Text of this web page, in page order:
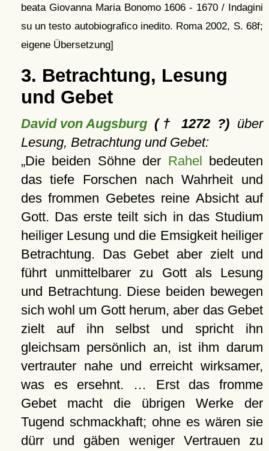
beata Giovanna Maria Bonomo 1606 - 1670 / Indagini
su un testo autobiografico inedito. Roma 2002, S. 68f;
eigene Übersetzung]
3. Betrachtung, Lesung
und Gebet
David von Augsburg(† 1272 ?) über
Lesung, Betrachtung und Gebet:
Die beiden Söhne der Rahel bedeuten
das tiefe Forschen nach Wahrheit und
des frommen Gebetes reine Absicht auf
Gott. Das erste teilt sich in das Studium
heiliger Lesung und die Emsigkeit heiliger
Betrachtung. Das Gebet aber zielt und
führt unmittelbarer zu Gott als Lesung
und Betrachtung. Diese beiden bewegen
sich wohl um Gott herum, aber das Gebet
zielt auf ihn selbst und spricht ihn
gleichsam persönlich an, ist ihm darum
vertrauter nahe und erreicht wirksamer,
was es ersehnt. … Erst das fromme
Gebet macht die übrigen Werke der
Tugend schmackhaft; ohne es wären sie
dürr und gäben weniger Vertrauen zu